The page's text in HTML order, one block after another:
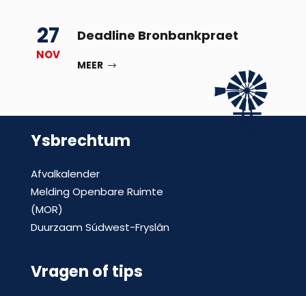
27
NOV
Deadline Bronbankpraet
MEER
Ysbrechtum
Afvalkalender
Melding Openbare Ruimte
(MOR)
Duurzaam Súdwest-Fryslân
Vragen of tips